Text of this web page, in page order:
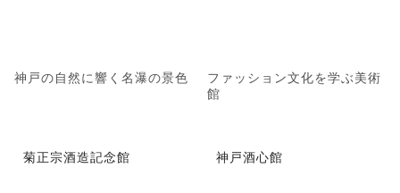
神戸の自然に響く名瀑の景色
ファッション文化を学ぶ美術
館
菊正宗酒造記念館 神戸酒心館